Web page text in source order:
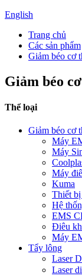
English
Trang chủ
Các sản phẩm
Giảm béo cơ
Giảm béo
Thể loại
Giảm béo cơ
Máy
Máy
Máy
Kuma
Thiết
Hệ
EMS
Điêu
Máy
Tẩy lông
Laser
Laser